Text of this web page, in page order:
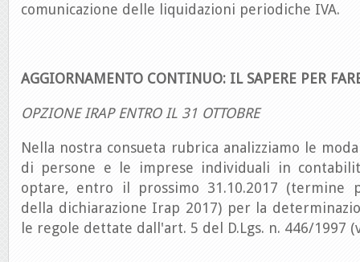
comunicazione delle liquidazioni periodiche IVA.
AGGIORNAMENTO CONTINUO: IL SAPERE PER
OPZIONE IRAP ENTRO IL 31 OTTOBRE
Nella nostra consueta rubrica analizziamo le
di persone e le imprese individuali in
optare, entro il prossimo 31.10.2017 (termine
della dichiarazione Irap 2017) per la
le regole dettate dall'art. 5 del D.Lgs. n. 446/1997